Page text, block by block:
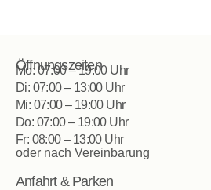
Öffnungszeiten
Mo: 07:00 – 19:00 Uhr
Di: 07:00 – 13:00 Uhr
Mi: 07:00 – 19:00 Uhr
Do: 07:00 – 19:00 Uhr
Fr: 08:00 – 13:00 Uhr
oder nach Vereinbarung
Anfahrt & Parken